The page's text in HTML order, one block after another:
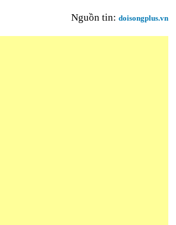
Nguồn tin: doisongplus.vn